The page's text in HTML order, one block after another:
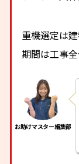
重機選定は
期間は工事